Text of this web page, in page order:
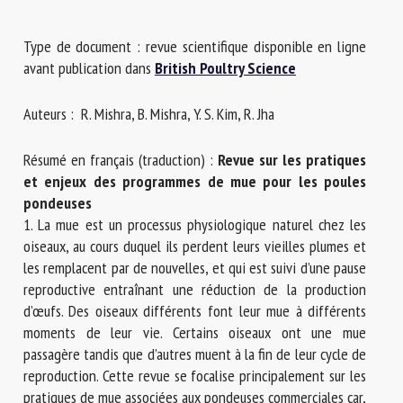
Type de document : revue scientifique disponible en ligne
avant publication dans British Poultry Science
Auteurs : R. Mishra, B. Mishra, Y. S. Kim, R. Jha
Résumé en français (traduction) : Revue sur les pratiques
et enjeux des programmes de mue pour les poules
pondeuses
1. La mue est un processus physiologique naturel chez les
oiseaux, au cours duquel ils perdent leurs vieilles plumes et
les remplacent par de nouvelles, et qui est suivi d’une pause
reproductive entraînant une réduction de la production
d’œufs. Des oiseaux différents font leur mue à différents
moments de leur vie. Certains oiseaux ont une mue
passagère tandis que d’autres muent à la fin de leur cycle de
reproduction. Cette revue se focalise principalement sur les
pratiques de mue associées aux pondeuses commerciales car,
Veuillez remplir le formulaire ci-dessous pour vous inscrire à
notre newsletter :
Prénom *
Organisme *
E-mail *
En soumettant ce formulaire, j'accepte que les